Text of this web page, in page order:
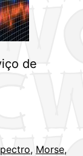
de
, Morse,